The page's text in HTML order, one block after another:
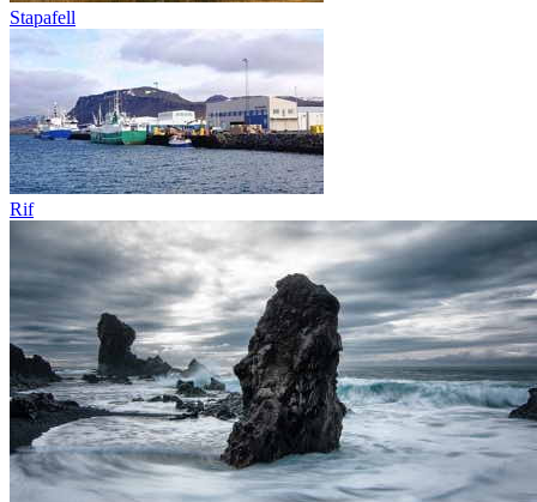
Stapafell
Rif